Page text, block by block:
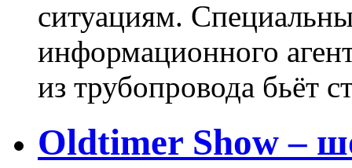
ситуациям.
информационного
из трубопровода бьёт
Oldtimer Show –